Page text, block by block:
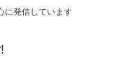
に発信しています